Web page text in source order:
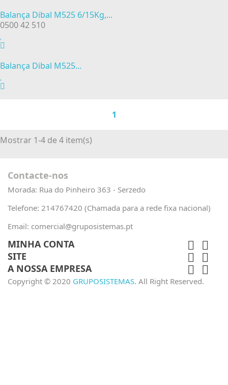
Balança Dibal M525 6/15Kg,...
0500 42 510
Balança Dibal M525...
1
Mostrar 1-4 de 4 item(s)
Contacte-nos
Morada: Rua do Pinheiro 363 - Serzedo
Telefone: 214767420 (Chamada para a rede fixa nacional)
Email: comercial@gruposistemas.pt
MINHA CONTA  
SITE  
A NOSSA EMPRESA  
Copyright © 2020 GRUPOSISTEMAS. All Right Reserved.